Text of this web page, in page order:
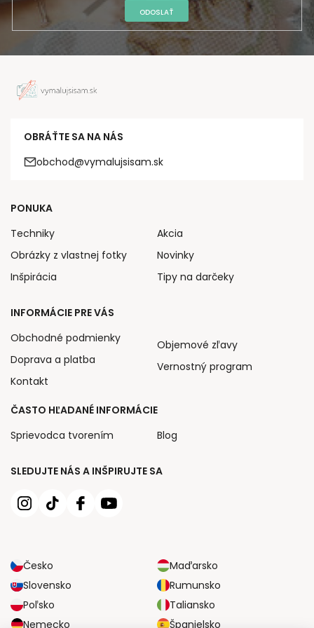
ODOSLAŤ
OBRÁŤTE SA NA NÁS
obchod@vymalujsisam.sk
SLEDUJTE NÁS A INŠPIRUJTE SA
Česko
Maďarsko
Slovensko
Rumunsko
Poľsko
Taliansko
Nemecko
Španielsko
PONUKA
Techniky
Obrázky z vlastnej fotky
Inšpirácia
Akcia
Novinky
Tipy na darčeky
INFORMÁCIE PRE VÁS
Obchodné podmienky
Doprava a platba
Kontakt
Objemové zľavy
Vernostný program
ČASTO HĽADANÉ INFORMÁCIE
Sprievodca tvorením
Blog